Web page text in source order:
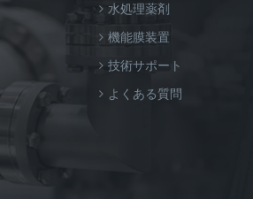
水処理薬剤
機能膜装置
技術サポート
よくある質問